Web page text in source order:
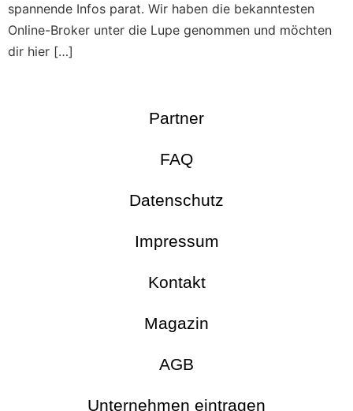
spannende Infos parat. Wir haben die bekanntesten
Online-Broker unter die Lupe genommen und möchten
dir hier […]
Partner
FAQ
Datenschutz
Impressum
Kontakt
Magazin
AGB
Unternehmen eintragen